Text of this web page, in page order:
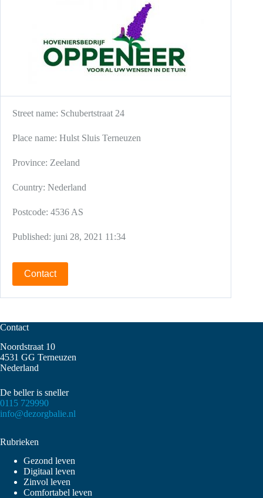
Street name: Schubertstraat 24
Place name: Hulst Sluis Terneuzen
Province: Zeeland
Country: Nederland
Postcode: 4536 AS
Published: juni 28, 2021 11:34
Contact
Contact
Noordstraat 10
4531 GG Terneuzen
Nederland
De beller is sneller
0115 729990
info@dezorgbalie.nl
Rubrieken
Gezond leven
Digitaal leven
Zinvol leven
Comfortabel leven